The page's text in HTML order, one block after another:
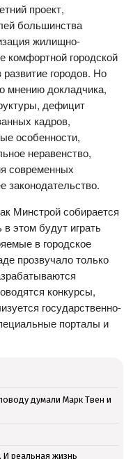
проект,
большинства
жилищно-
комфортной городской
городов. Но
мнению докладчика,
дефицит
кадров,
особенности,
неравенство,
современных
законодательство.
Минстрой собирается
этом будут играть
в городское
прозвучало только
конкурсы,
государственно-
порталы и
думали Марк Твен и
И реальная жизнь